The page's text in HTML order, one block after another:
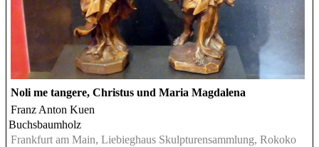
Noli me tangere, Christus und Maria Magdalena
Franz Anton Kuen
Buchsbaumholz
Frankfurt am Main, Liebieghaus Skulpturensammlung, Rokoko